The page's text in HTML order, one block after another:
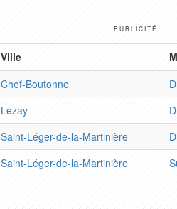
PUBLICITÉ
Ville
Chef-Boutonne
Lezay
Saint-Léger-de-la-Martinière
Saint-Léger-de-la-Martinière